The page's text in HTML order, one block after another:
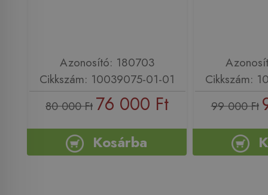
Azonosító: 180703
Cikkszám: 10039075-01-01
80 000 Ft 76 000 Ft
Kosárba
Cikkszám:
99 000 Ft